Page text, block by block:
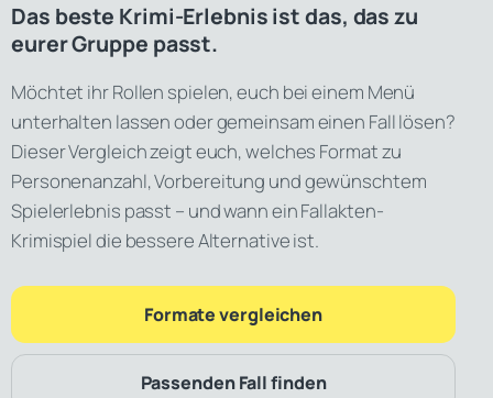
Das beste Krimi-Erlebnis ist das, das zu
eurer Gruppe passt.
Möchtet ihr Rollen spielen, euch bei einem Menü
unterhalten lassen oder gemeinsam einen Fall lösen?
Dieser Vergleich zeigt euch, welches Format zu
Personenanzahl, Vorbereitung und gewünschtem
Spielerlebnis passt – und wann ein Fallakten-
Krimispiel die bessere Alternative ist.
Formate vergleichen
Passenden Fall finden